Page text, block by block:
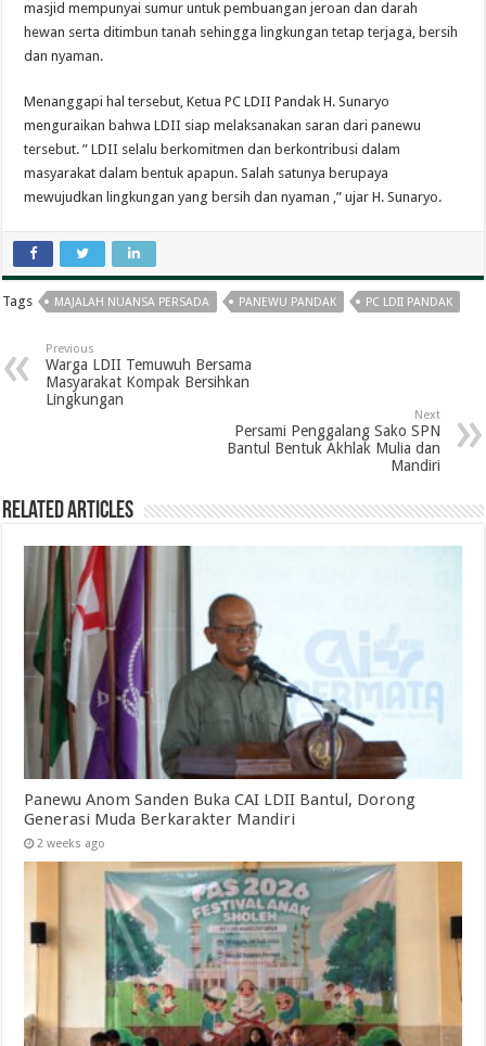
masjid mempunyai sumur untuk pembuangan jeroan dan darah
hewan serta ditimbun tanah sehingga lingkungan tetap terjaga, bersih
dan nyaman.
Menanggapi hal tersebut, Ketua PC LDII Pandak H. Sunaryo
menguraikan bahwa LDII siap melaksanakan saran dari panewu
tersebut. ” LDII selalu berkomitmen dan berkontribusi dalam
masyarakat dalam bentuk apapun. Salah satunya berupaya
mewujudkan lingkungan yang bersih dan nyaman ,” ujar H. Sunaryo.
Tags MAJALAH NUANSA PERSADA PANEWU PANDAK PC LDII PANDAK
Previous
Warga LDII Temuwuh Bersama
Masyarakat Kompak Bersihkan
Lingkungan
Next
Persami Penggalang Sako SPN
Bantul Bentuk Akhlak Mulia dan
Mandiri
Related Articles
Panewu Anom Sanden Buka CAI LDII Bantul, Dorong
Generasi Muda Berkarakter Mandiri
2 weeks ago